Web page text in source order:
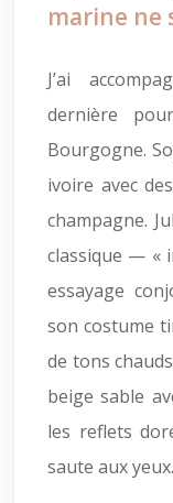
marine ne
J’ai
dernière
Bourgogne.
ivoire avec
champagne.
classique — «
essayage
son costume
de tons
beige sable
les reflets
saute aux yeux.